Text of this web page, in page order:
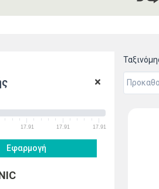
17.91 17.91 17.91
Εφαρμογή